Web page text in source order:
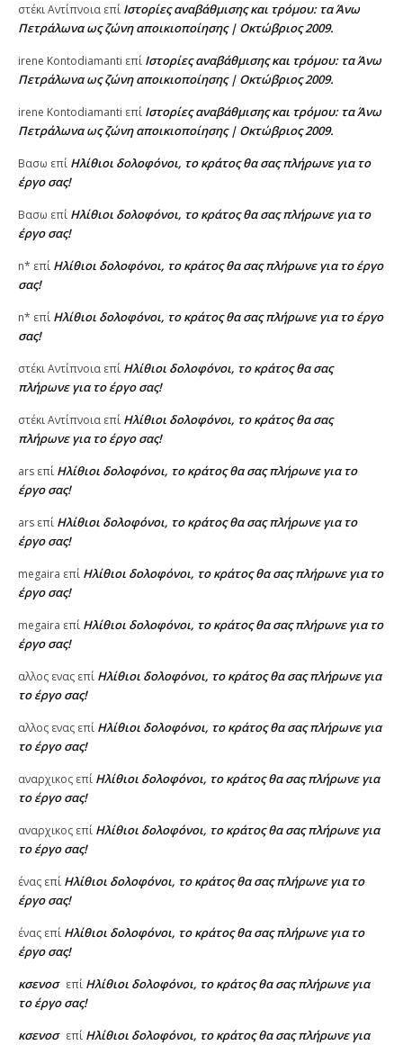
στέκι Αντίπνοια επί Ιστορίες αναβάθμισης και τρόμου: τα Άνω
Πετράλωνα ως ζώνη αποικιοποίησης | Οκτώβριος 2009.
irene Kontodiamanti επί Ιστορίες αναβάθμισης και τρόμου: τα Άνω
Πετράλωνα ως ζώνη αποικιοποίησης | Οκτώβριος 2009.
irene Kontodiamanti επί Ιστορίες αναβάθμισης και τρόμου: τα Άνω
Πετράλωνα ως ζώνη αποικιοποίησης | Οκτώβριος 2009.
Βασω επί Ηλίθιοι δολοφόνοι, το κράτος θα σας πλήρωνε για το
έργο σας!
Βασω επί Ηλίθιοι δολοφόνοι, το κράτος θα σας πλήρωνε για το
έργο σας!
n* επί Ηλίθιοι δολοφόνοι, το κράτος θα σας πλήρωνε για το έργο
σας!
n* επί Ηλίθιοι δολοφόνοι, το κράτος θα σας πλήρωνε για το έργο
σας!
στέκι Αντίπνοια επί Ηλίθιοι δολοφόνοι, το κράτος θα σας
πλήρωνε για το έργο σας!
στέκι Αντίπνοια επί Ηλίθιοι δολοφόνοι, το κράτος θα σας
πλήρωνε για το έργο σας!
ars επί Ηλίθιοι δολοφόνοι, το κράτος θα σας πλήρωνε για το
έργο σας!
ars επί Ηλίθιοι δολοφόνοι, το κράτος θα σας πλήρωνε για το
έργο σας!
megaira επί Ηλίθιοι δολοφόνοι, το κράτος θα σας πλήρωνε για το
έργο σας!
megaira επί Ηλίθιοι δολοφόνοι, το κράτος θα σας πλήρωνε για το
έργο σας!
αλλος ενας επί Ηλίθιοι δολοφόνοι, το κράτος θα σας πλήρωνε για
το έργο σας!
αλλος ενας επί Ηλίθιοι δολοφόνοι, το κράτος θα σας πλήρωνε για
το έργο σας!
αναρχικος επί Ηλίθιοι δολοφόνοι, το κράτος θα σας πλήρωνε για
το έργο σας!
αναρχικος επί Ηλίθιοι δολοφόνοι, το κράτος θα σας πλήρωνε για
το έργο σας!
ένας επί Ηλίθιοι δολοφόνοι, το κράτος θα σας πλήρωνε για το
έργο σας!
ένας επί Ηλίθιοι δολοφόνοι, το κράτος θα σας πλήρωνε για το
έργο σας!
κσενοσ επί Ηλίθιοι δολοφόνοι, το κράτος θα σας πλήρωνε για
το έργο σας!
κσενοσ επί Ηλίθιοι δολοφόνοι, το κράτος θα σας πλήρωνε για